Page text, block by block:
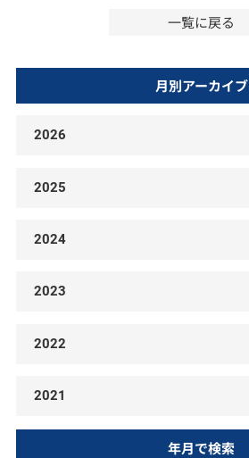
一覧に戻る
月別アーカイブ
2026
2025
2024
2023
2022
2021
年月で検索